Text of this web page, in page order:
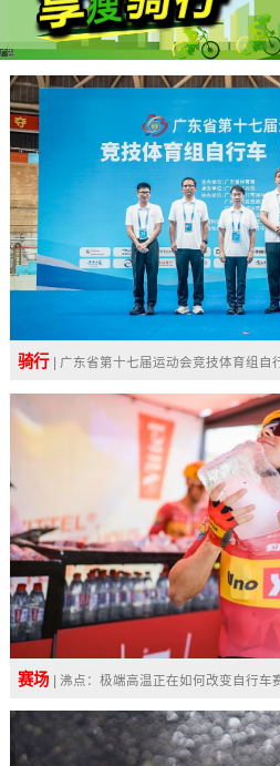
广告
骑行 | 广东省第十七届运动会竞技体育组自
赛场 | 沸点：极端高温正在如何改变自行车